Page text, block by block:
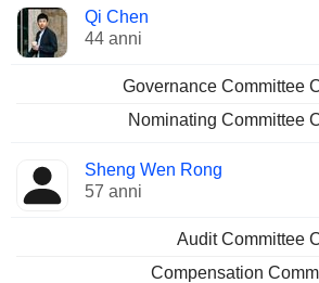
Amministratore
Qi Chen
44 anni
Governance Committee
Nominating Committee
Sheng Wen Rong
57 anni
Audit Committee
Compensation